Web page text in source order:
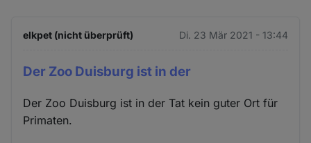
elkpet (nicht überprüft) Di. 23 Mär 2021 - 13:44
Der Zoo Duisburg ist in der
Der Zoo Duisburg ist in der Tat kein guter Ort für
Primaten.